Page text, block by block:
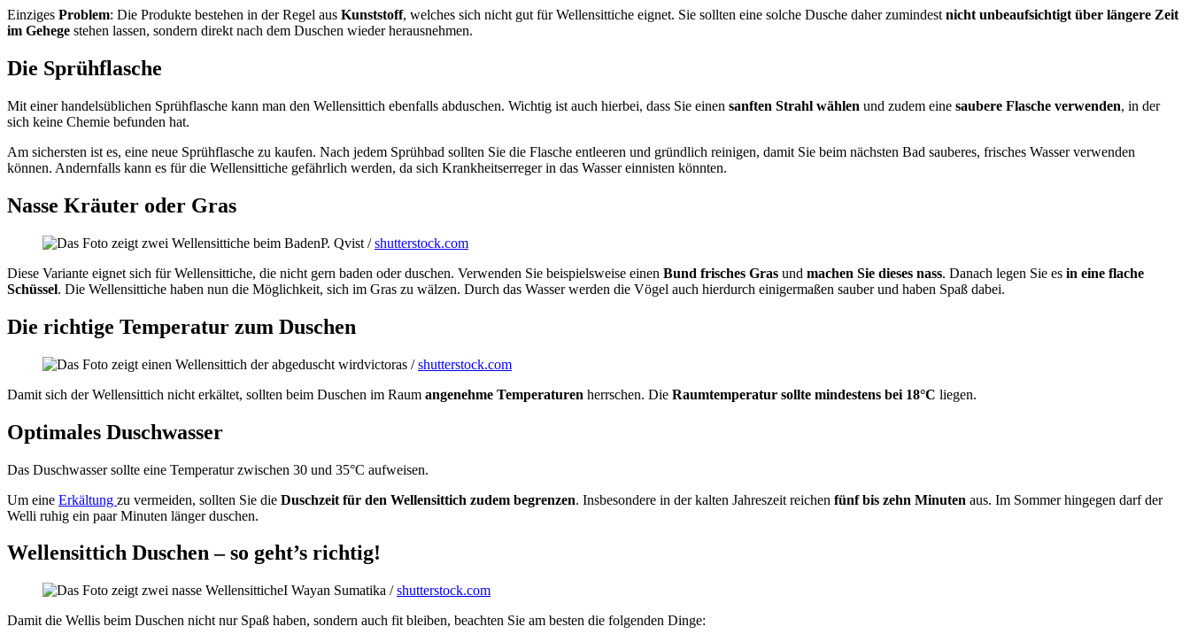
Einziges Problem: Die Produkte bestehen in der Regel aus Kunststoff, welches sich nicht gut für Wellensittiche eignet. Sie sollten eine solche Dusche daher zumindest nicht unbeaufsichtigt über längere Zeit
im Gehege stehen lassen, sondern direkt nach dem Duschen wieder herausnehmen.
Die Sprühflasche
Mit einer handelsüblichen Sprühflasche kann man den Wellensittich ebenfalls abduschen. Wichtig ist auch hierbei, dass Sie einen sanften Strahl wählen und zudem eine saubere Flasche verwenden, in der
sich keine Chemie befunden hat.
Am sichersten ist es, eine neue Sprühflasche zu kaufen. Nach jedem Sprühbad sollten Sie die Flasche entleeren und gründlich reinigen, damit Sie beim nächsten Bad sauberes, frisches Wasser verwenden
können. Andernfalls kann es für die Wellensittiche gefährlich werden, da sich Krankheitserreger in das Wasser einnisten könnten.
Nasse Kräuter oder Gras
P. Qvist /shutterstock.com
Diese Variante eignet sich für Wellensittiche, die nicht gern baden oder duschen. Verwenden Sie beispielsweise einen Bund frisches Gras und machen Sie dieses nass. Danach legen Sie es in eine flache
Schüssel. Die Wellensittiche haben nun die Möglichkeit, sich im Gras zu wälzen. Durch das Wasser werden die Vögel auch hierdurch einigermaßen sauber und haben Spaß dabei.
Die richtige Temperatur zum Duschen
victoras /shutterstock.com
Damit sich der Wellensittich nicht erkältet, sollten beim Duschen im Raum angenehme Temperaturen herrschen. Die Raumtemperatur sollte mindestens bei 18°C liegen.
Optimales Duschwasser
Das Duschwasser sollte eine Temperatur zwischen 30 und 35°C aufweisen.
Um eine Erkältung zu vermeiden, sollten Sie die Duschzeit für den Wellensittich zudem begrenzen. Insbesondere in der kalten Jahreszeit reichen fünf bis zehn Minuten aus. Im Sommer hingegen darf der
Welli ruhig ein paar Minuten länger duschen.
Wellensittich Duschen – so geht’s richtig!
I Wayan Sumatika /shutterstock.com
Damit die Wellis beim Duschen nicht nur Spaß haben, sondern auch fit bleiben, beachten Sie am besten die folgenden Dinge: